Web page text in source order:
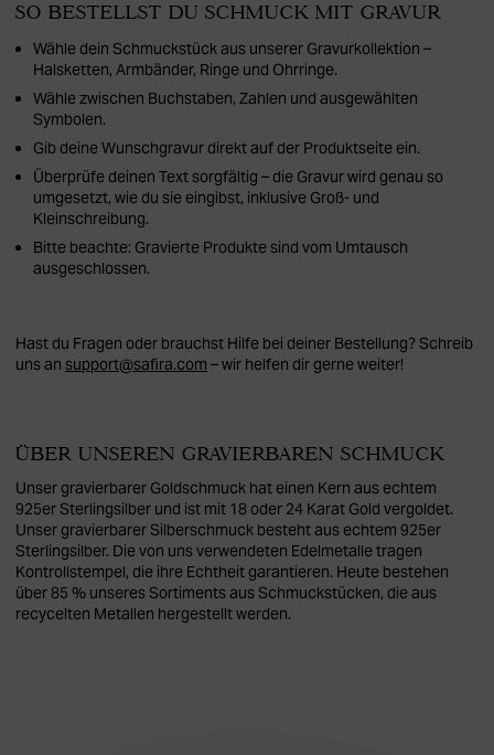
SO BESTELLST DU SCHMUCK MIT GRAVUR
Wähle dein Schmuckstück aus unserer Gravurkollektion –
Halsketten, Armbänder, Ringe und Ohrringe.
Wähle zwischen Buchstaben, Zahlen und ausgewählten
Symbolen.
Gib deine Wunschgravur direkt auf der Produktseite ein.
Überprüfe deinen Text sorgfältig – die Gravur wird genau so
umgesetzt, wie du sie eingibst, inklusive Groß- und
Kleinschreibung.
Bitte beachte: Gravierte Produkte sind vom Umtausch
ausgeschlossen.
Hast du Fragen oder brauchst Hilfe bei deiner Bestellung? Schreib
uns an support@safira.com – wir helfen dir gerne weiter!
ÜBER UNSEREN GRAVIERBAREN SCHMUCK
Unser gravierbarer Goldschmuck hat einen Kern aus echtem
925er Sterlingsilber und ist mit 18 oder 24 Karat Gold vergoldet.
Unser gravierbarer Silberschmuck besteht aus echtem 925er
Sterlingsilber. Die von uns verwendeten Edelmetalle tragen
Kontrollstempel, die ihre Echtheit garantieren. Heute bestehen
über 85 % unseres Sortiments aus Schmuckstücken, die aus
recycelten Metallen hergestellt werden.